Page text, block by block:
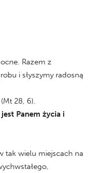
Razem z
i słyszymy radosną
28, 6).
Panem życia i
tak wielu miejscach na